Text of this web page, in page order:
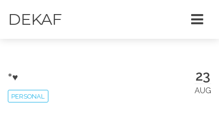
DEKAF
23
AUG
*♥
PERSONAL